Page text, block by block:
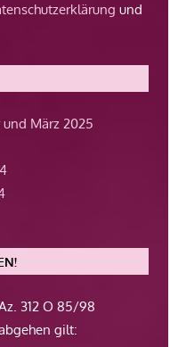
und
März 2025
312 O 85/98
gilt: